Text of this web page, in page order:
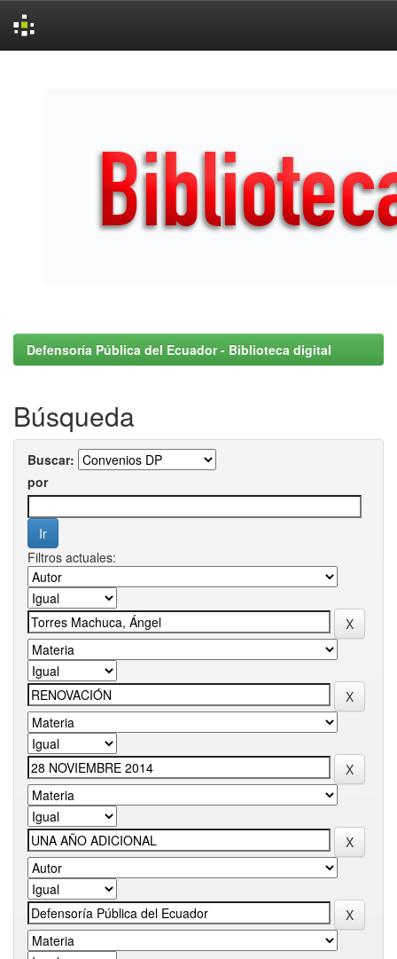
Defensoría Pública del Ecuador - Biblioteca digital
Búsqueda
Buscar:
por
Filtros actuales: